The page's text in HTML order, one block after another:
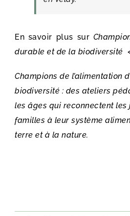
En savoir plus sur
durable et de la biodiversité
Champions de l’alimentation
biodiversité : des ateliers
les âges qui reconnectent les
familles à leur système
terre et à la nature.